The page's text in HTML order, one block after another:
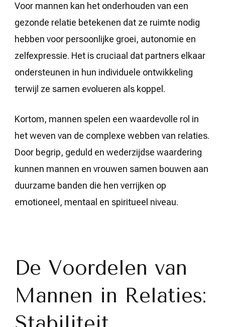
Voor mannen kan het onderhouden van een
gezonde relatie betekenen dat ze ruimte nodig
hebben voor persoonlijke groei, autonomie en
zelfexpressie. Het is cruciaal dat partners elkaar
ondersteunen in hun individuele ontwikkeling
terwijl ze samen evolueren als koppel.
Kortom, mannen spelen een waardevolle rol in
het weven van de complexe webben van relaties.
Door begrip, geduld en wederzijdse waardering
kunnen mannen en vrouwen samen bouwen aan
duurzame banden die hen verrijken op
emotioneel, mentaal en spiritueel niveau.
De Voordelen van
Mannen in Relaties: